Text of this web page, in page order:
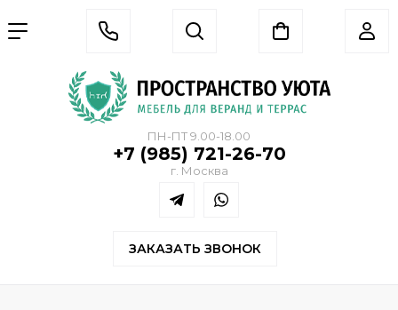
ПН-ПТ 9.00-18.00
+7 (985) 721-26-70
г. Москва
ЗАКАЗАТЬ ЗВОНОК